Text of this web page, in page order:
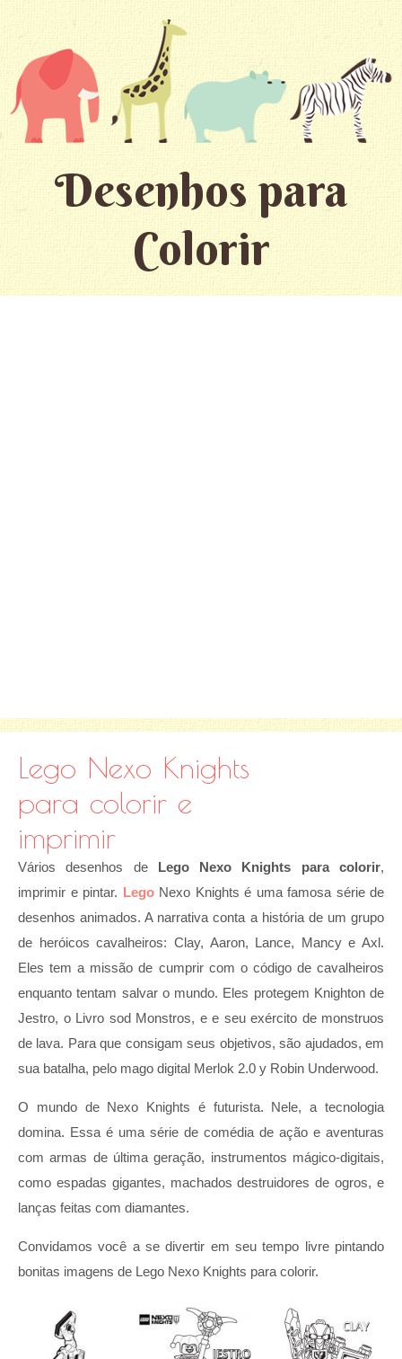
Desenhos para
Colorir
Lego Nexo Knights
para colorir e
imprimir
Vários desenhos de Lego Nexo Knights para colorir,
imprimir e pintar. LegoNexo Knights é uma famosa série de
desenhos animados. A narrativa conta a história de um grupo
de heróicos cavalheiros: Clay, Aaron, Lance, Mancy e Axl.
Eles tem a missão de cumprir com o código de cavalheiros
enquanto tentam salvar o mundo. Eles protegem Knighton de
Jestro, o Livro sod Monstros, e e seu exército de monstruos
de lava. Para que consigam seus objetivos, são ajudados, em
sua batalha, pelo mago digital Merlok 2.0 y Robin Underwood.
O mundo de Nexo Knights é futurista. Nele, a tecnologia
domina. Essa é uma série de comédia de ação e aventuras
com armas de última geração, instrumentos mágico-digitais,
como espadas gigantes, machados destruidores de ogros, e
lanças feitas com diamantes.
Convidamos você a se divertir em seu tempo livre pintando
bonitas imagens de Lego Nexo Knights para colorir.